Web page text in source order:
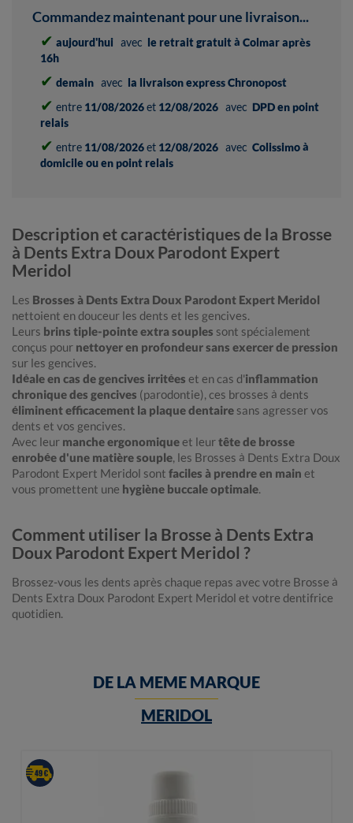
Commandez maintenant pour une livraison...
✔ aujourd'hui avec le retrait gratuit à Colmar après
16h
✔ demain avec la livraison express Chronopost
✔ entre 11/08/2026et 12/08/2026 avec DPD en point
relais
✔ entre 11/08/2026et 12/08/2026 avec Colissimo à
domicile ou en point relais
Description et caractéristiques de la Brosse
à Dents Extra Doux Parodont Expert
Meridol
Les Brosses à Dents Extra Doux Parodont Expert Meridol
nettoient en douceur les dents et les gencives.
Leurs brins tiple-pointe extra souples sont spécialement
conçus pour nettoyer en profondeur sans exercer de pression
sur les gencives.
Idéale en cas de gencives irritées et en cas d'inflammation
chronique des gencives (parodontie), ces brosses à dents
éliminent efficacement la plaque dentaire sans agresser vos
dents et vos gencives.
Avec leur manche ergonomiqueet leurtête de brosse
enrobée d'une matière souple, les Brosses à Dents Extra Doux
Parodont Expert Meridol sont faciles à prendre en main et
vous promettent une hygiène buccale optimale.
Comment utiliser la Brosse à Dents Extra
Doux Parodont Expert Meridol ?
Brossez-vous les dents après chaque repas avec votre Brosse à
Dents Extra Doux Parodont Expert Meridol et votre dentifrice
quotidien.
DE LA MEME MARQUE
MERIDOL